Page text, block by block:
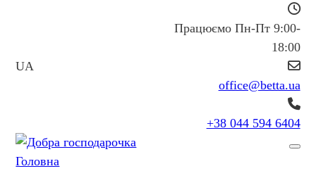
UA
Працюємо Пн-Пт 9:00-
18:00
office@betta.ua
+38 044 594 6404
Головна